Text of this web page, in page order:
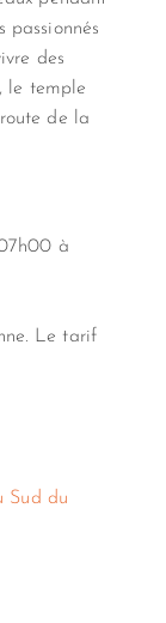
passionnés
des
le temple
de la
à
Le tarif
Sud du